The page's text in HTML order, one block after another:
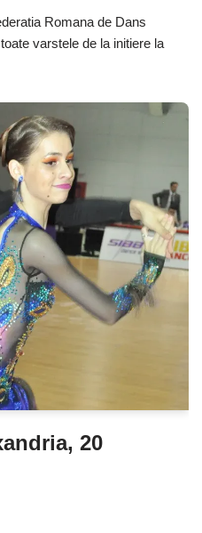
Romana de Dans
varstele de la initiere la
20